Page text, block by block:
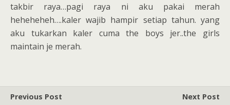
takbir raya…pagi raya ni aku pakai merah
heheheheh….kaler wajib hampir setiap tahun. yang
aku tukarkan kaler cuma the boys jer..the girls
maintain je merah.
Previous Post
Next Post